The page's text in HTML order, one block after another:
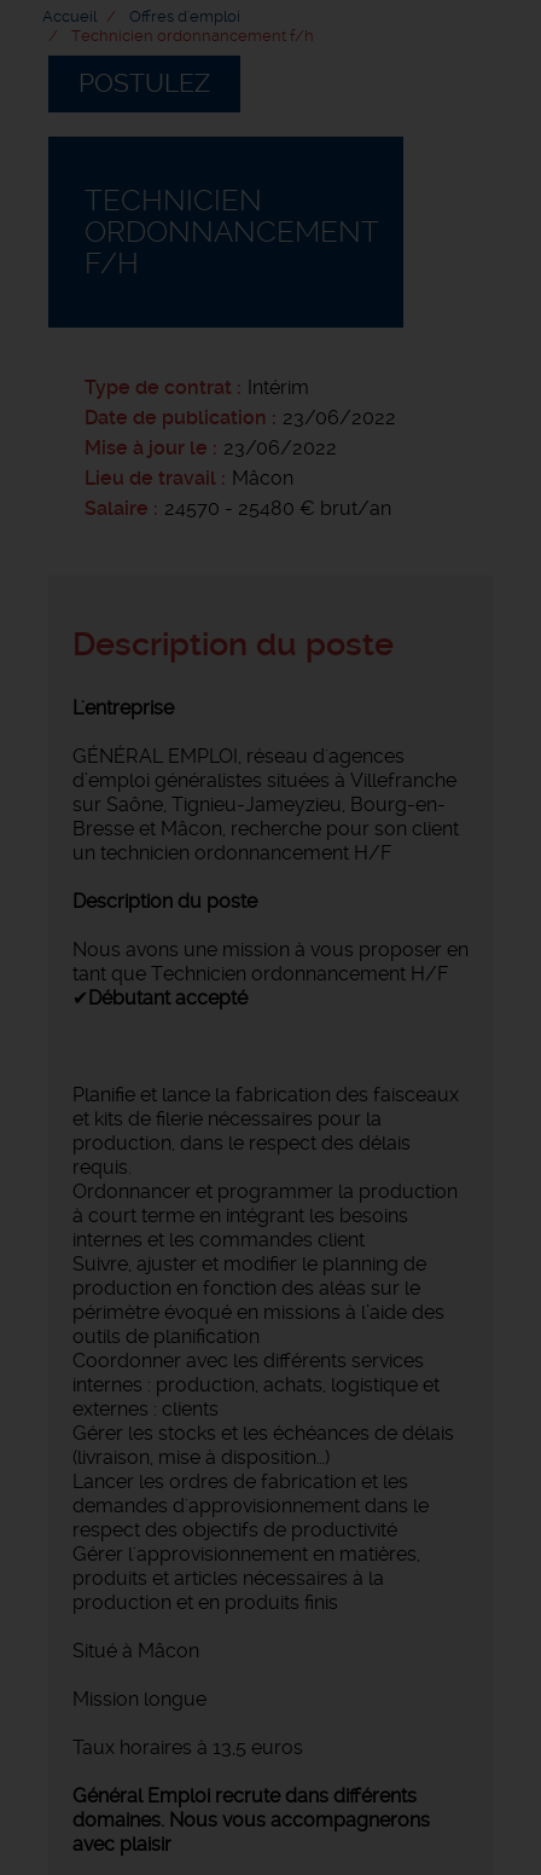
Accueil
Offres d'emploi
Technicien ordonnancement f/h
POSTULEZ
TECHNICIEN
ORDONNANCEMENT
F/H
Type de contrat
Intérim
Date de publication
23/06/2022
Mise à jour le
23/06/2022
Lieu de travail
Mâcon
Salaire
24570 - 25480 € brut/an
Description du poste
L'entreprise
GÉNÉRAL EMPLOI, réseau d'agences
d’emploi généralistes situées à Villefranche
sur Saône, Tignieu-Jameyzieu, Bourg-en-
Bresse et Mâcon, recherche pour son client
un technicien ordonnancement H/F
Description du poste
Nous avons une mission à vous proposer en
tant que Technicien ordonnancement H/F
✔ Débutant accepté
‍Planifie et lance la fabrication des faisceaux
et kits de filerie nécessaires pour la
production, dans le respect des délais
requis.
‍Ordonnancer et programmer la production
à court terme en intégrant les besoins
internes et les commandes client
‍Suivre, ajuster et modifier le planning de
production en fonction des aléas sur le
périmètre évoqué en missions à l’aide des
outils de planification
‍Coordonner avec les différents services
internes : production, achats, logistique et
externes : clients
‍Gérer les stocks et les échéances de délais
(livraison, mise à disposition…)
‍Lancer les ordres de fabrication et les
demandes d'approvisionnement dans le
respect des objectifs de productivité
‍Gérer l'approvisionnement en matières,
produits et articles nécessaires à la
production et en produits finis
Situé à Mâcon
Mission longue
Taux horaires à 13,5 euros
Général Emploi recrute dans différents
domaines. Nous vous accompagnerons
avec plaisir